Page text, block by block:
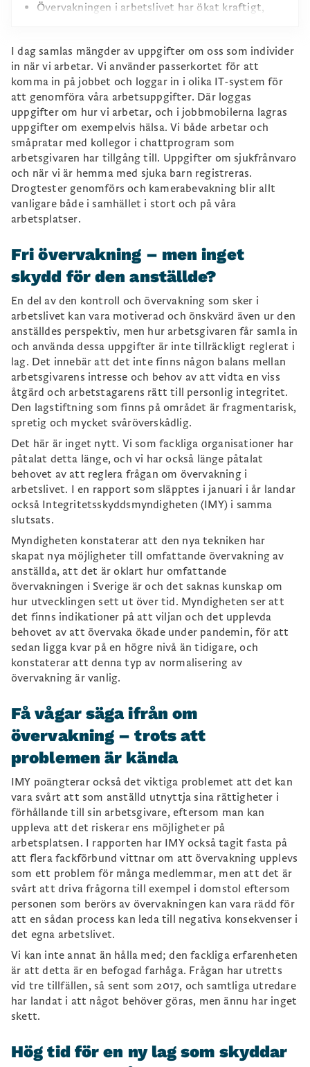
Övervakningen i arbetslivet har ökat kraftigt,
Den lagstiftning som reglerar arbetsgivares
insamling och användning av personuppgifter är
otillräcklig, splittrad och ger inte tillräckligt
skydd för arbetstagare.
Regeringen måste agera och införa en samlad
rättighetslagstiftning som skyddar den
personliga integriteten i arbetslivet, i både privat
och offentlig sektor.
I dag samlas mängder av uppgifter om oss som individer
in när vi arbetar. Vi använder passerkortet för att
komma in på jobbet och loggar in i olika IT-system för
att genomföra våra arbetsuppgifter. Där loggas
uppgifter om hur vi arbetar, och i jobbmobilerna lagras
uppgifter om exempelvis hälsa. Vi både arbetar och
småpratar med kollegor i chattprogram som
arbetsgivaren har tillgång till. Uppgifter om sjukfrånvaro
och när vi är hemma med sjuka barn registreras.
Drogtester genomförs och kamerabevakning blir allt
vanligare både i samhället i stort och på våra
arbetsplatser.
Fri övervakning – men inget
skydd för den anställde?
En del av den kontroll och övervakning som sker i
arbetslivet kan vara motiverad och önskvärd även ur den
anställdes perspektiv, men hur arbetsgivaren får samla in
och använda dessa uppgifter är inte tillräckligt reglerat i
lag. Det innebär att det inte finns någon balans mellan
arbetsgivarens intresse och behov av att vidta en viss
åtgärd och arbetstagarens rätt till personlig integritet.
Den lagstiftning som finns på området är fragmentarisk,
spretig och mycket svåröverskådlig.
Det här är inget nytt. Vi som fackliga organisationer har
påtalat detta länge, och vi har också länge påtalat
behovet av att reglera frågan om övervakning i
arbetslivet. I en rapport som släpptes i januari i år landar
också Integritetsskyddsmyndigheten (IMY) i samma
slutsats.
Myndigheten konstaterar att den nya tekniken har
skapat nya möjligheter till omfattande övervakning av
anställda, att det är oklart hur omfattande
övervakningen i Sverige är och det saknas kunskap om
hur utvecklingen sett ut över tid. Myndigheten ser att
det finns indikationer på att viljan och det upplevda
behovet av att övervaka ökade under pandemin, för att
sedan ligga kvar på en högre nivå än tidigare, och
konstaterar att denna typ av normalisering av
övervakning är vanlig.
Få vågar säga ifrån om
övervakning – trots att
problemen är kända
IMY poängterar också det viktiga problemet att det kan
vara svårt att som anställd utnyttja sina rättigheter i
förhållande till sin arbetsgivare, eftersom man kan
uppleva att det riskerar ens möjligheter på
arbetsplatsen. I rapporten har IMY också tagit fasta på
att flera fackförbund vittnar om att övervakning upplevs
som ett problem för många medlemmar, men att det är
svårt att driva frågorna till exempel i domstol eftersom
personen som berörs av övervakningen kan vara rädd för
att en sådan process kan leda till negativa konsekvenser i
det egna arbetslivet.
Vi kan inte annat än hålla med; den fackliga erfarenheten
är att detta är en befogad farhåga. Frågan har utretts
vid tre tillfällen, så sent som 2017, och samtliga utredare
har landat i att något behöver göras, men ännu har inget
skett.
Hög tid för en ny lag som skyddar